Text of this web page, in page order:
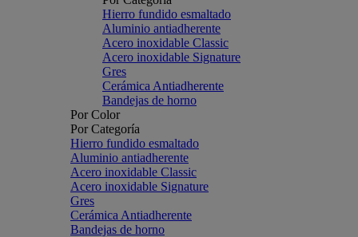
Hierro fundido esmaltado
Aluminio antiadherente
Acero inoxidable Classic
Acero inoxidable Signature
Gres
Cerámica Antiadherente
Bandejas de horno
Por Color
Por Categoría
Hierro fundido esmaltado
Aluminio antiadherente
Acero inoxidable Classic
Acero inoxidable Signature
Gres
Cerámica Antiadherente
Bandejas de horno